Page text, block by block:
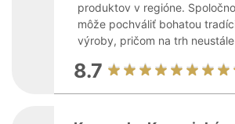
produktov v regióne.
môže pochváliť bohatou
výroby, pričom na trh
8.7